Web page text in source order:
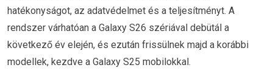
hatékonyságot, az adatvédelmet és a teljesítményt. A
rendszer várhatóan a Galaxy S26 szériával debütál a
következő év elején, és ezután frissülnek majd a korábbi
modellek, kezdve a Galaxy S25 mobilokkal.